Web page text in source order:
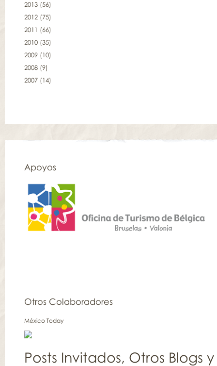
2013 (56)
2012 (75)
2011 (66)
2010 (35)
2009 (10)
2008 (9)
2007 (14)
Apoyos
Otros Colaboradores
México Today
Posts Invitados, Otros Blogs